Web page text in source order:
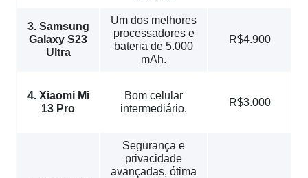
3. Samsung
Galaxy S23
Ultra
Um dos melhores
processadores e
bateria de 5.000
mAh.
R$4.900
4. Xiaomi Mi
13 Pro
Bom celular
intermediário.
R$3.000
Segurança e
privacidade
avançadas, ótima